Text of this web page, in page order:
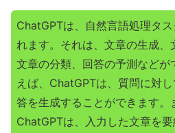
ChatGPTは、自然言語処理タス
れます。それは、文章の生成、
文章の分類、回答の予測などが
えば、ChatGPTは、質問に対
答を生成することができます。
ChatGPTは、入力した文章を